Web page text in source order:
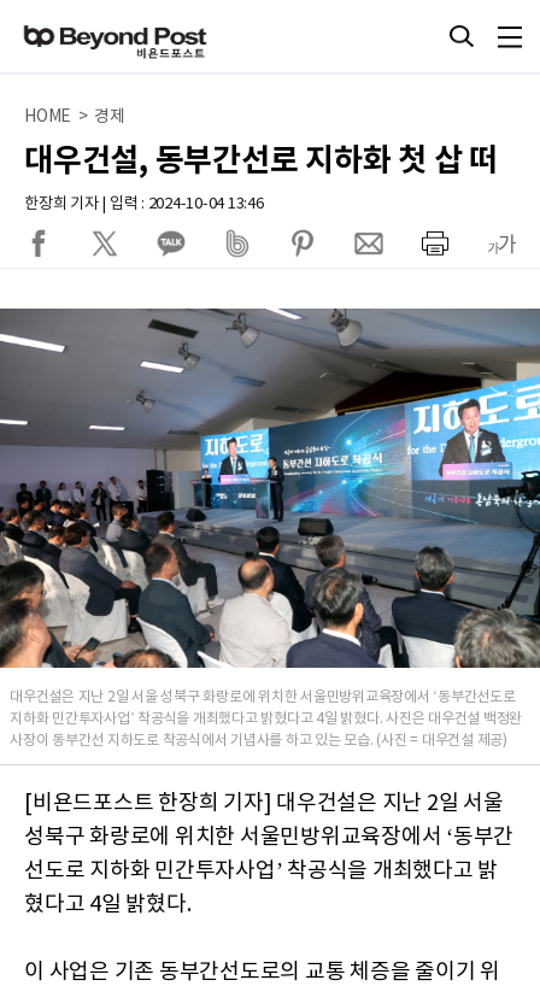
HOME > 경제
대우건설, 동부간선로 지하화 첫 삽 떠
한장희 기자 | 입력 : 2024-10-04 13:46
대우건설은 지난 2일 서울 성북구 화랑로에 위치한 서울민방위교육장에서 ‘동부간선도로
지하화 민간투자사업’ 착공식을 개최했다고 밝혔다고 4일 밝혔다. 사진은 대우건설 백정완
사장이 동부간선 지하도로 착공식에서 기념사를 하고 있는 모습. (사진 = 대우건설 제공)
[비욘드포스트 한장희 기자] 대우건설은 지난 2일 서울
성북구 화랑로에 위치한 서울민방위교육장에서 ‘동부간
선도로 지하화 민간투자사업’ 착공식을 개최했다고 밝
혔다고 4일 밝혔다.
이 사업은 기존 동부간선도로의 교통 체증을 줄이기 위